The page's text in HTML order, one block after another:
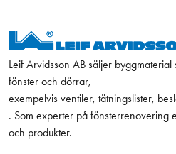
Leif Arvidsson AB säljer
fönster och dörrar,
exempelvis ventiler, tätningslister,
. Som experter på fönsterrenovering
och produkter.